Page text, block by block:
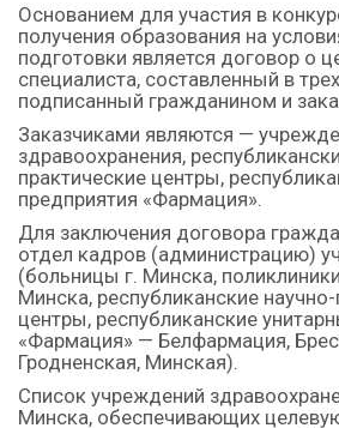
Основанием для участия в
получения образования на
подготовки является договор о
специалиста, составленный в
подписанный гражданином и
Заказчиками являются —
здравоохранения,
практические центры,
предприятия «Фармация».
Для заключения договора
отдел кадров (администрацию)
(больницы г. Минска, поликлиники
Минска, республиканские
центры, республиканские
«Фармация» — Белфармация,
Гродненская, Минская).
Список учреждений
Минска, обеспечивающих